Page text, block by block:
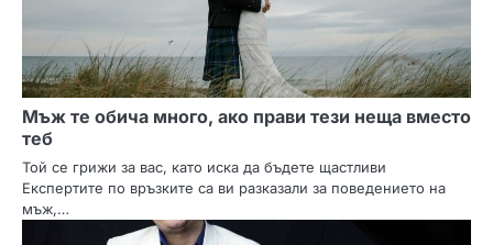
Мъж те обича много, ако прави тези неща вместо
теб
Той се грижи за вас, като иска да бъдете щастливи
Експертите по връзките са ви разказали за поведението на
мъж,…